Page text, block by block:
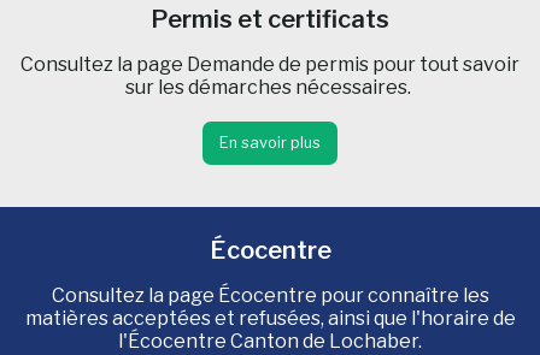
Permis et certificats
Consultez la page Demande de permis pour tout savoir
sur les démarches nécessaires.
En savoir plus
Écocentre
Consultez la page Écocentre pour connaître les
matières acceptées et refusées, ainsi que l'horaire de
l'Écocentre Canton de Lochaber.